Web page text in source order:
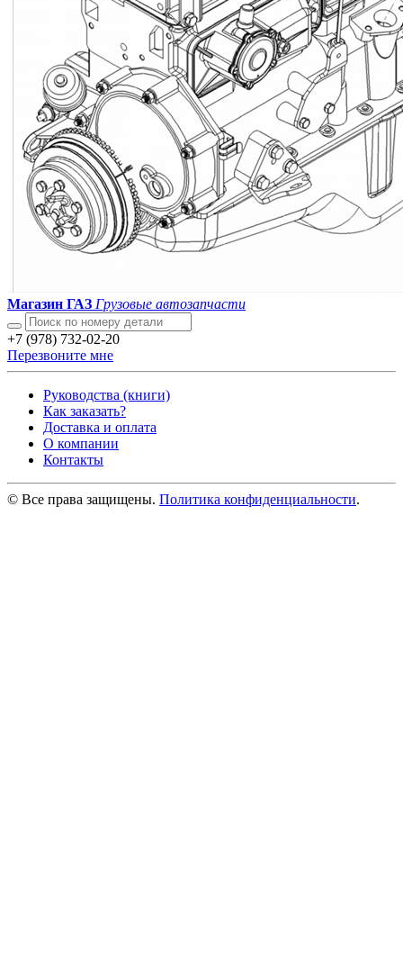
Магазин ГАЗ Грузовые автозапчасти
+7 (978) 732-02-20
Перезвоните мне
Руководства (книги)
Как заказать?
Доставка и оплата
О компании
Контакты
© Все права защищены. Политика конфиденциальности.